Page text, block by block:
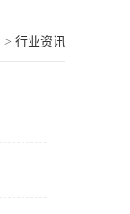
> 行业资讯